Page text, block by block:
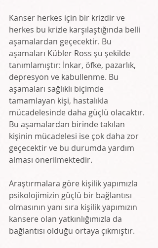
Kanser herkes için bir krizdir ve
herkes bu krizle karşılaştığında belli
aşamalardan geçecektir. Bu
aşamaları Kübler Ross şu şekilde
tanımlamıştır: İnkar, öfke, pazarlık,
depresyon ve kabullenme. Bu
aşamaları sağlıklı biçimde
tamamlayan kişi, hastalıkla
mücadelesinde daha güçlü olacaktır.
Bu aşamalardan birinde takılan
kişinin mücadelesi ise çok daha zor
geçecektir ve bu durumda yardım
alması önerilmektedir.
Araştırmalara göre kişilik yapımızla
psikolojimizin güçlü bir bağlantısı
olmasının yanı sıra kişilik yapımızın
kansere olan yatkınlığımızla da
bağlantısı olduğu ortaya çıkmıştır.